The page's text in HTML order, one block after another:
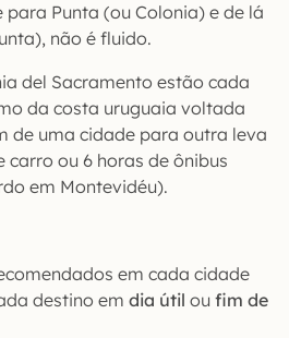
Punta (ou Colonia) e de lá
não é fluido.
del Sacramento estão cada
da costa uruguaia voltada
de uma cidade para outra leva
carro ou 6 horas de ônibus
em Montevidéu).
em cada cidade
destino em dia útil ou fim de